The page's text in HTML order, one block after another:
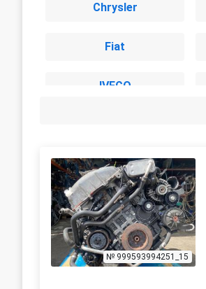
Chrysler
Fiat
IVECO
Mini
Peugeot
SEAT
№ 999593994251_15